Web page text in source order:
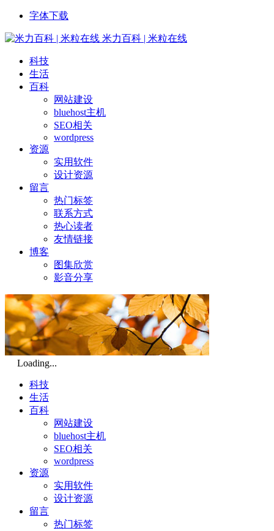
字体下载
米力百科 | 米粒在线
科技
生活
百科
网站建设
bluehost主机
SEO相关
wordpress
资源
实用软件
设计资源
留言
热门标签
联系方式
热心读者
友情链接
博客
图集欣赏
影音分享
Loading...
科技
生活
百科
网站建设
bluehost主机
SEO相关
wordpress
资源
实用软件
设计资源
留言
热门标签